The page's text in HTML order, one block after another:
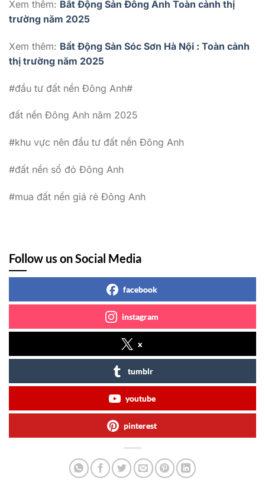
Xem thêm: Bất Động Sản Đông Anh Toàn cảnh thị
trường năm 2025
Xem thêm: Bất Động Sản Sóc Sơn Hà Nội : Toàn cảnh
thị trường năm 2025
#đầu tư đất nền Đông Anh#
đất nền Đông Anh năm 2025
#khu vực nên đầu tư đất nền Đông Anh
#đất nền sổ đỏ Đông Anh
#mua đất nền giá rẻ Đông Anh
Follow us on Social Media
facebook
instagram
x
tumblr
youtube
pinterest